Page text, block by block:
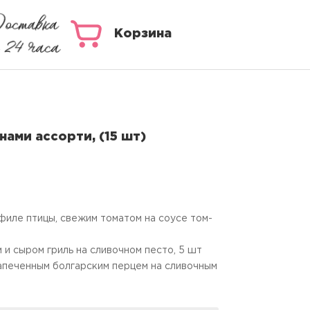
Корзина
ассорти, (15 шт)
птицы, свежим томатом на соусе том-
и сыром гриль на сливочном песто, 5 шт
болгарским перцем на сливочным